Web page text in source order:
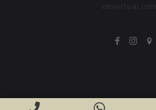
veovirtual.com